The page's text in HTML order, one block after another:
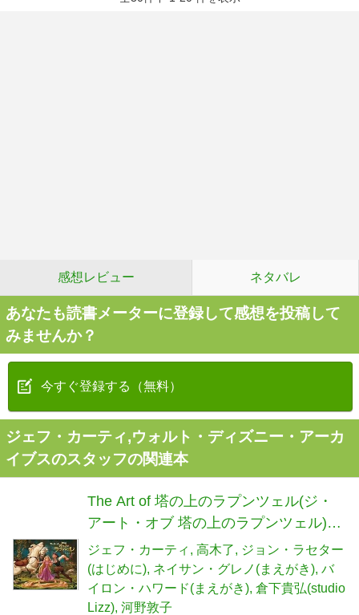
感想レビュー ネタバレ
あなたも読書メーターに登録して感想を投稿して
みませんか？
今すぐ登録する（無料）
ジェフ・カーティ,ウォルト・ディズニー・アーカ
イブスのスタッフの関連本
The Art of 塔の上のラプンツェル(ジ・
アート・オブ 塔の上のラプンツェル)
(WALT DiSNEY PICTURES)
ジェフ・カーティ 高木了
ジョン・ラセター
(はじめに) ネイサン・グレノ(まえがき) バ
イロン・ハワード(まえがき) 倉下貴弘(studio
Lizz) 河野敦子